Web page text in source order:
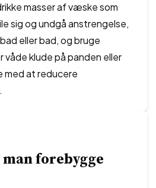
masser af væske som
sig og undgå anstrengelse,
eller bad, og bruge
våde klude på panden eller
med at reducere
forebygge